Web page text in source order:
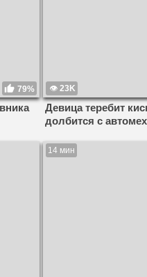
79% 23K
Девица теребит
долбится с
14 мин